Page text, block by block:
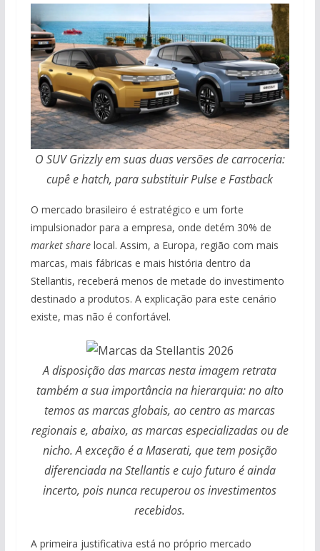
O SUV Grizzly em suas duas versões de carroceria:
cupê e hatch, para substituir Pulse e Fastback
O mercado brasileiro é estratégico e um forte
impulsionador para a empresa, onde detém 30% de
market sharelocal. Assim, a Europa, região com mais
marcas, mais fábricas e mais história dentro da
Stellantis, receberá menos de metade do investimento
destinado a produtos. A explicação para este cenário
existe, mas não é confortável.
A disposição das marcas nesta imagem retrata
também a sua importância na hierarquia: no alto
temos as marcas globais, ao centro as marcas
regionais e, abaixo, as marcas especializadas ou de
nicho. A exceção é a Maserati, que tem posição
diferenciada na Stellantis e cujo futuro é ainda
incerto, pois nunca recuperou os investimentos
recebidos.
A primeira justificativa está no próprio mercado